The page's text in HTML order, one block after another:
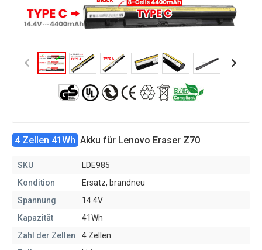
4 Zellen 41Wh Akku für Lenovo Eraser Z70
SKU
LDE985
Kondition
Ersatz, brandneu
Spannung
14.4V
Kapazität
41Wh
Zahl der Zellen
4 Zellen